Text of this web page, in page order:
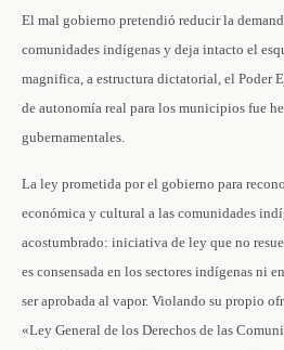
El mal gobierno pretendió reducir la
comunidades indígenas y deja intacto el
magnifica, a estructura dictatorial, el Poder
de autonomía real para los municipios fue
gubernamentales.
La ley prometida por el gobierno para
económica y cultural a las comunidades
acostumbrado: iniciativa de ley que no
es consensada en los sectores indígenas ni
ser aprobada al vapor. Violando su propio
«Ley General de los Derechos de las